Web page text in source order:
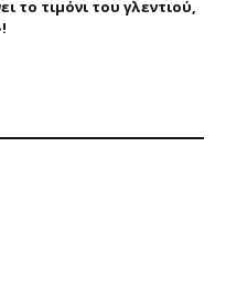
το τιμόνι του γλεντιού,